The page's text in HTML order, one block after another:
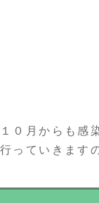
１０月からも感
行っていきます